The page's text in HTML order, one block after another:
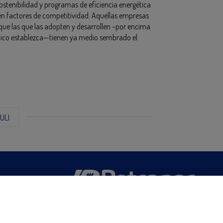
y programas de eficiencia energética
factores de competitividad. Aquellas empresas
las que las adopten y desarrollen –por encima
establezca—tienen ya medio sembrado el